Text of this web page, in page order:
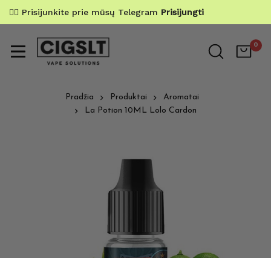
✌🏼 Prisijunkite prie mūsų Telegram Prisijungti
0
Pradžia Produktai
Aromatai
La Potion 10ML Lolo Cardon